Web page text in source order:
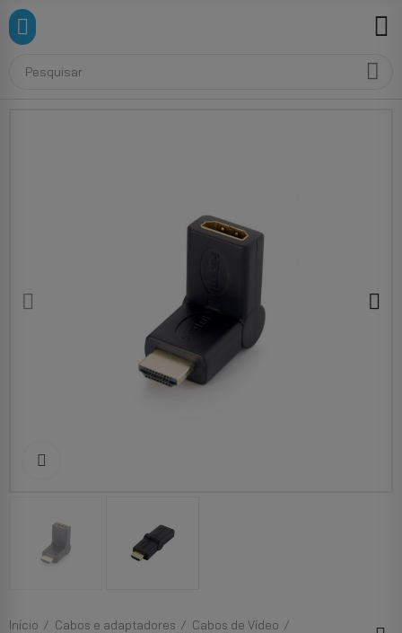
Início Cabos e adaptadores
Cabos de Vídeo